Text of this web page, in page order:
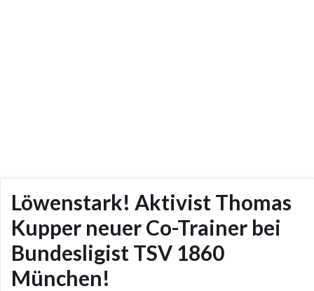
Löwenstark! Aktivist Thomas
Kupper neuer Co-Trainer bei
Bundesligist TSV 1860
München!